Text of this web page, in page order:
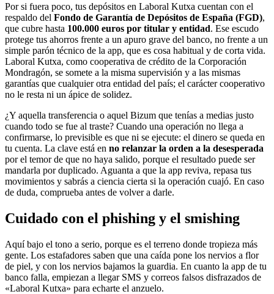
Por si fuera poco, tus depósitos en Laboral Kutxa cuentan con el
respaldo del Fondo de Garantía de Depósitos de España (FGD),
que cubre hasta 100.000 euros por titular y entidad. Ese escudo
protege tus ahorros frente a un apuro grave del banco, no frente a un
simple parón técnico de la app, que es cosa habitual y de corta vida.
Laboral Kutxa, como cooperativa de crédito de la Corporación
Mondragón, se somete a la misma supervisión y a las mismas
garantías que cualquier otra entidad del país; el carácter cooperativo
no le resta ni un ápice de solidez.
¿Y aquella transferencia o aquel Bizum que tenías a medias justo
cuando todo se fue al traste? Cuando una operación no llega a
confirmarse, lo previsible es que ni se ejecute: el dinero se queda en
tu cuenta. La clave está en no relanzar la orden a la desesperada
por el temor de que no haya salido, porque el resultado puede ser
mandarla por duplicado. Aguanta a que la app reviva, repasa tus
movimientos y sabrás a ciencia cierta si la operación cuajó. En caso
de duda, comprueba antes de volver a darle.
Cuidado con el phishing y el smishing
Aquí bajo el tono a serio, porque es el terreno donde tropieza más
gente. Los estafadores saben que una caída pone los nervios a flor
de piel, y con los nervios bajamos la guardia. En cuanto la app de tu
banco falla, empiezan a llegar SMS y correos falsos disfrazados de
«Laboral Kutxa» para echarte el anzuelo.